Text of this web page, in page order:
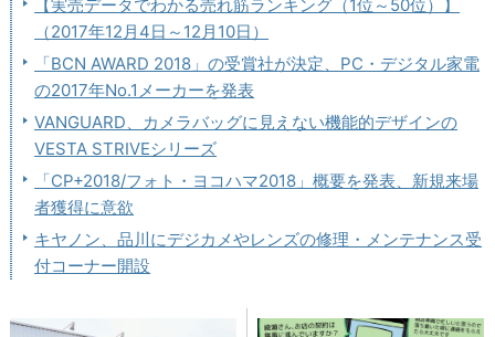
【実売データでわかる売れ筋ランキング（1位～50位）】
（2017年12月4日～12月10日）
「BCN AWARD 2018」の受賞社が決定、PC・デジタル家電
の2017年No.1メーカーを発表
VANGUARD、カメラバッグに見えない機能的デザインの
VESTA STRIVEシリーズ
「CP+2018/フォト・ヨコハマ2018」概要を発表、新規来場
者獲得に意欲
キヤノン、品川にデジカメやレンズの修理・メンテナンス受
付コーナー開設